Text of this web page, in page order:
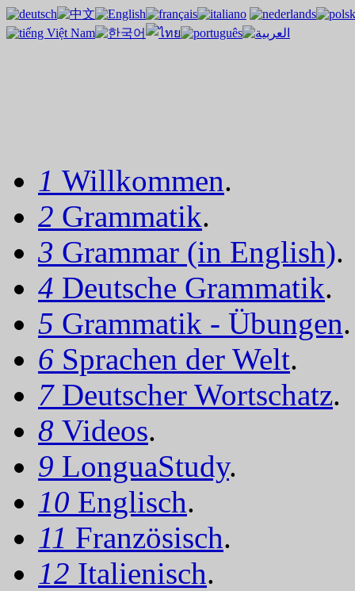
1 Willkommen.
2 Grammatik.
3 Grammar (in English).
4 Deutsche Grammatik.
5 Grammatik - Übungen.
6 Sprachen der Welt.
7 Deutscher Wortschatz.
8 Videos.
9 LonguaStudy.
10 Englisch.
11 Französisch.
12 Italienisch.